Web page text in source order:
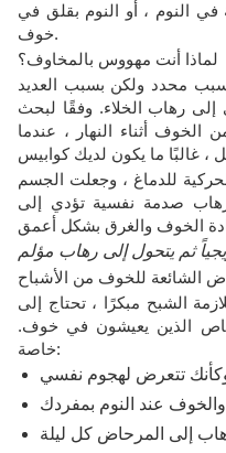
في النوم ، أو النوم بقلق في
خوف.
لماذا أنت مهووس بالمخاوف؟
محدد ولكن بسبب العديد
إلى رهاب الخلاء. وفقًا لبحث
الخوف أثناء النهار ، عندما
للدماغ ، وجعلت الجسم
صدمة نفسية تؤدي إلى
ثم يتحول إلى رهاب مؤلم
الشائعة للخوف من الأشباح
الشبح مبكرًا ، تحتاج إلى
الذين يعيشون في خوف.
خاصة: